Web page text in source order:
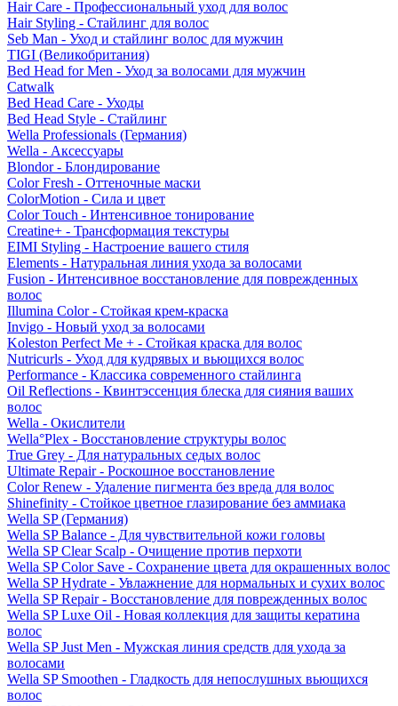
Hair Care - Профессиональный уход для волос
Hair Styling - Стайлинг для волос
Seb Man - Уход и стайлинг волос для мужчин
TIGI (Великобритания)
Bed Head for Men - Уход за волосами для мужчин
Catwalk
Bed Head Care - Уходы
Bed Head Style - Стайлинг
Wella Professionals (Германия)
Wella - Аксессуары
Blondor - Блондирование
Color Fresh - Оттеночные маски
ColorMotion - Сила и цвет
Color Touch - Интенсивное тонирование
Creatine+ - Трансформация текстуры
EIMI Styling - Настроение вашего стиля
Elements - Натуральная линия ухода за волосами
Fusion - Интенсивное восстановление для поврежденных
волос
Illumina Color - Стойкая крем-краска
Invigo - Новый уход за волосами
Koleston Perfect Me + - Стойкая краска для волос
Nutricurls - Уход для кудрявых и вьющихся волос
Performance - Классика современного стайлинга
Oil Reflections - Квинтэссенция блеска для сияния ваших
волос
Wella - Окислители
Wella°Plex - Восстановление структуры волос
True Grey - Для натуральных седых волос
Ultimate Repair - Роскошное восстановление
Color Renew - Удаление пигмента без вреда для волос
Shinefinity - Стойкое цветное глазирование без аммиака
Wella SP (Германия)
Wella SP Balance - Для чувствительной кожи головы
Wella SP Clear Scalp - Очищение против перхоти
Wella SP Color Save - Сохранение цвета для окрашенных волос
Wella SP Hydrate - Увлажнение для нормальных и сухих волос
Wella SP Repair - Восстановление для поврежденных волос
Wella SP Luxe Oil - Новая коллекция для защиты кератина
волос
Wella SP Just Men - Мужская линия средств для ухода за
волосами
Wella SP Smoothen - Гладкость для непослушных вьющихся
волос